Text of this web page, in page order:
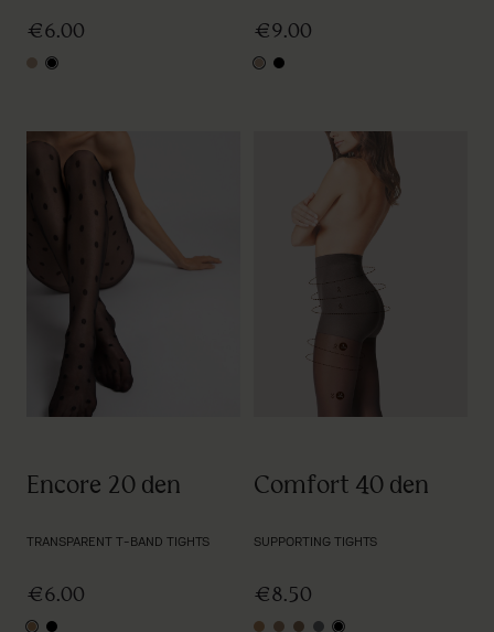
€6.00
nudeblack
€9.00
nudeblack
Encore 20 den
TRANSPARENT T-BAND TIGHTS
€6.00
Comfort 40 den
SUPPORTING TIGHTS
€8.50